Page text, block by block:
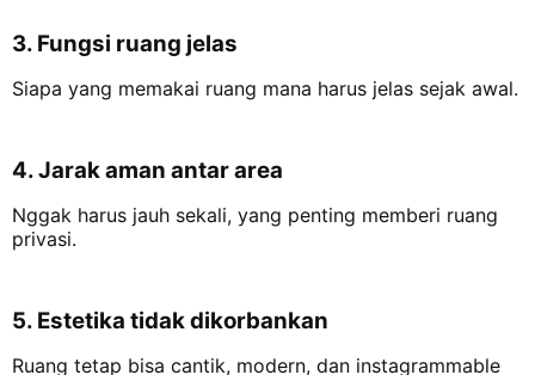
3. Fungsi ruang jelas
Siapa yang memakai ruang mana harus jelas sejak awal.
4. Jarak aman antar area
Nggak harus jauh sekali, yang penting memberi ruang
privasi.
5. Estetika tidak dikorbankan
Ruang tetap bisa cantik, modern, dan instagrammable